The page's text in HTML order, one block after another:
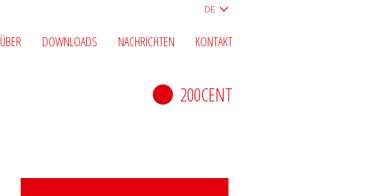
ÜBER DOWNLOADS NACHRICHTEN KONTAKT
DE
200CENT